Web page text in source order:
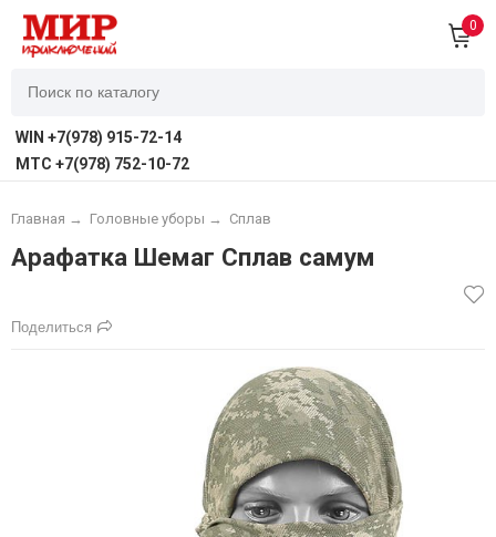
0
WIN +7(978) 915-72-14
MTC +7(978) 752-10-72
Главная → Головные уборы → Сплав
Арафатка Шемаг Сплав самум
Поделиться